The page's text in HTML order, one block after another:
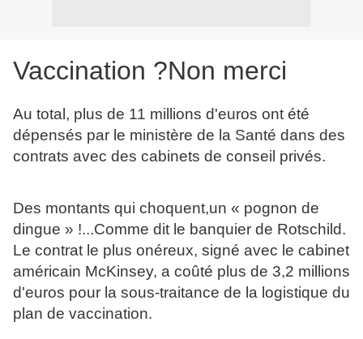
Vaccination ?Non merci
Au total, plus de 11 millions d'euros ont été
dépensés par le ministère de la Santé dans des
contrats avec des cabinets de conseil privés.
Des montants qui choquent,un « pognon de
dingue » !...Comme dit le banquier de Rotschild.
Le contrat le plus onéreux, signé avec le cabinet
américain McKinsey, a coûté plus de 3,2 millions
d'euros pour la sous-traitance de la logistique du
plan de vaccination.